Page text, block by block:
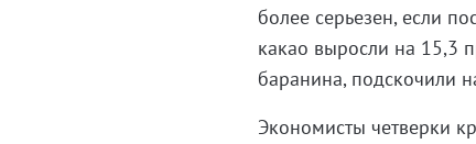
более серьезен, если
какао выросли на 15,3
баранина, подскочили
Экономисты четверки